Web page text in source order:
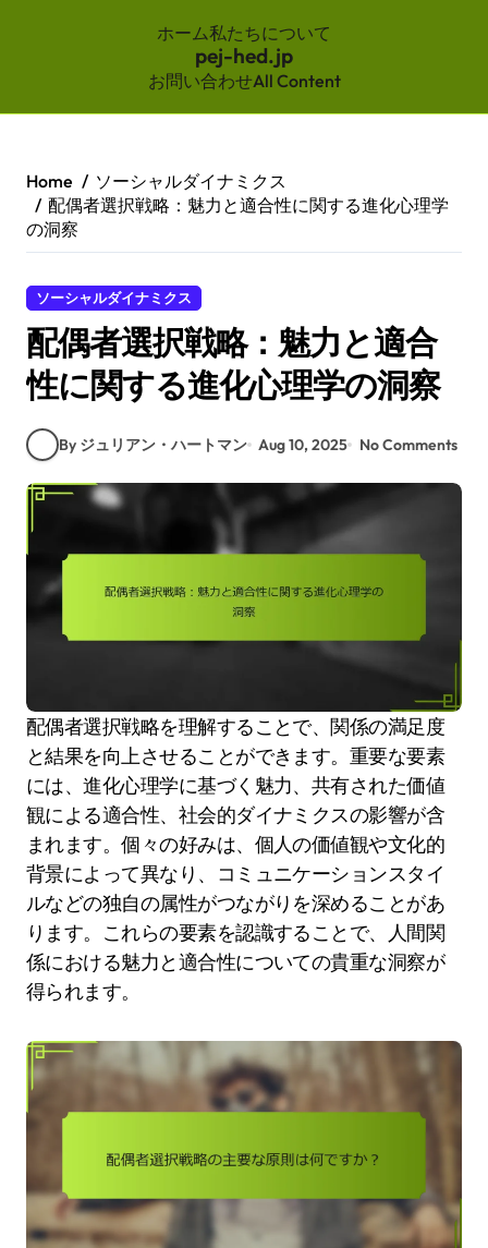
ホーム私たちについて
pej-hed.jp
お問い合わせAll Content
content
Home
ソーシャルダイナミクス
配偶者選択戦略：魅力と適合性に関する進化心理学
の洞察
ソーシャルダイナミクス
配偶者選択戦略：魅力と適合
性に関する進化心理学の洞察
By ジュリアン・ハートマン Aug 10, 2025 No Comments
配偶者選択戦略を理解することで、関係の満足度
と結果を向上させることができます。重要な要素
には、進化心理学に基づく魅力、共有された価値
観による適合性、社会的ダイナミクスの影響が含
まれます。個々の好みは、個人の価値観や文化的
背景によって異なり、コミュニケーションスタイ
ルなどの独自の属性がつながりを深めることがあ
ります。これらの要素を認識することで、人間関
係における魅力と適合性についての貴重な洞察が
得られます。